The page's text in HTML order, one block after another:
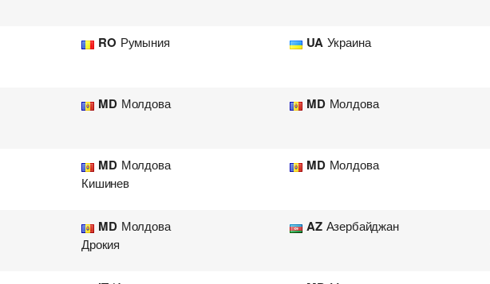
RO Румыния UA Украина
MD Молдова MD Молдова
MD Молдова
Кишинев
MD Молдова
MD Молдова
Дрокия
AZ Азербайджан